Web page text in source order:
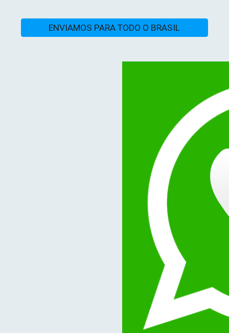
ENVIAMOS PARA TODO O BRASIL